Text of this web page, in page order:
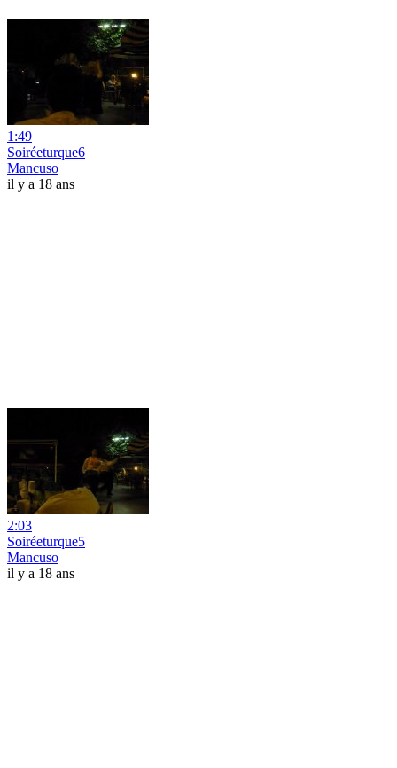
1:49
Soiréeturque6
Mancuso
il y a 18 ans
2:03
Soiréeturque5
Mancuso
il y a 18 ans